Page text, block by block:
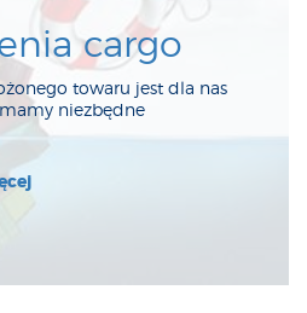
cargo
towaru jest dla nas
niezbędne